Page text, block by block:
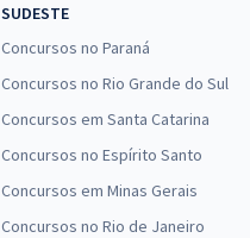
SUDESTE
Concursos no Paraná
Concursos no Rio Grande do Sul
Concursos em Santa Catarina
Concursos no Espírito Santo
Concursos em Minas Gerais
Concursos no Rio de Janeiro